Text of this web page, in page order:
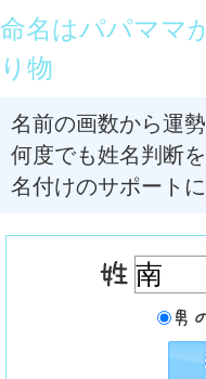
命名はパパママ
り物
名前の画数から運勢
何度でも姓名判断を
名付けのサポート